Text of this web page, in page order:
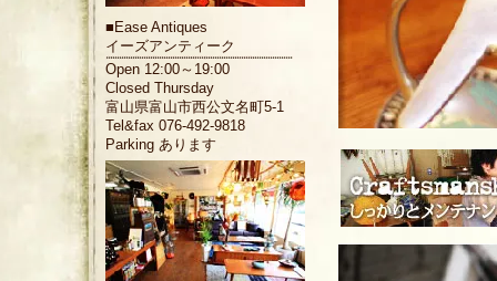
■ Ease Antiques
イーズアンティーク
Open 12:00～19:00
Closed Thursday
富山県富山市西公文名町5-1
Tel&fax 076-492-9818
Parking あります